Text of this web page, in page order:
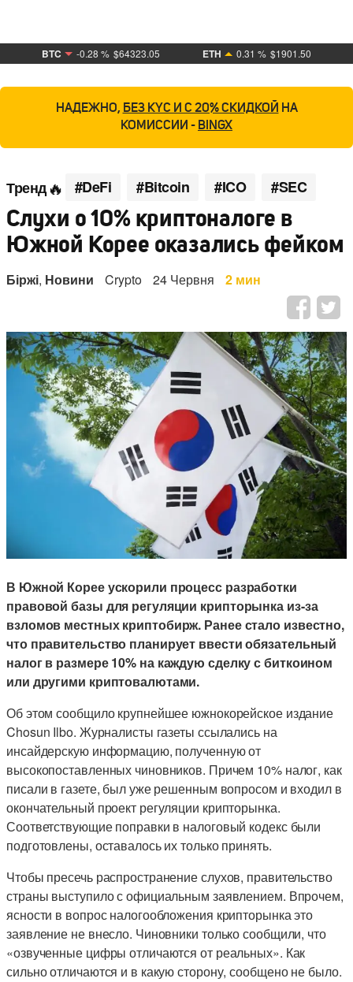
BTC -0.28 % $64323.05 ETH 0.31 % $1901.50
НАДЕЖНО, БЕЗ KYC И С 20% СКИДКОЙ НА
КОМИССИИ - BINGX
Тренд #DeFi #Bitcoin #ICO #SEC
Слухи о 10% криптоналоге в
Южной Корее оказались фейком
Біржі, Новини Crypto 24 Червня 2 мин
В Южной Корее ускорили процесс разработки
правовой базы для регуляции крипторынка из-за
взломов местных криптобирж. Ранее стало известно,
что правительство планирует ввести обязательный
налог в размере 10% на каждую сделку с биткоином
или другими криптовалютами.
Об этом сообщило крупнейшее южнокорейское издание
Chosun Ilbo. Журналисты газеты ссылались на
инсайдерскую информацию, полученную от
высокопоставленных чиновников. Причем 10% налог, как
писали в газете, был уже решенным вопросом и входил в
окончательный проект регуляции крипторынка.
Соответствующие поправки в налоговый кодекс были
подготовлены, оставалось их только принять.
Чтобы пресечь распространение слухов, правительство
страны выступило с официальным заявлением. Впрочем,
ясности в вопрос налогообложения крипторынка это
заявление не внесло. Чиновники только сообщили, что
«озвученные цифры отличаются от реальных». Как
сильно отличаются и в какую сторону, сообщено не было.